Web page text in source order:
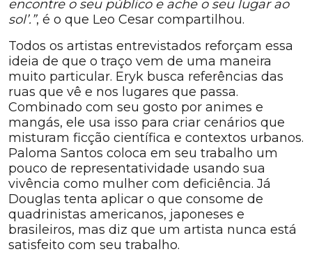
encontre o seu público e ache o seu lugar ao
sol’.”, é o que Leo Cesar compartilhou.
Todos os artistas entrevistados reforçam essa
ideia de que o traço vem de uma maneira
muito particular. Eryk busca referências das
ruas que vê e nos lugares que passa.
Combinado com seu gosto por animes e
mangás, ele usa isso para criar cenários que
misturam ficção científica e contextos urbanos.
Paloma Santos coloca em seu trabalho um
pouco de representatividade usando sua
vivência como mulher com deficiência. Já
Douglas tenta aplicar o que consome de
quadrinistas americanos, japoneses e
brasileiros, mas diz que um artista nunca está
satisfeito com seu trabalho.